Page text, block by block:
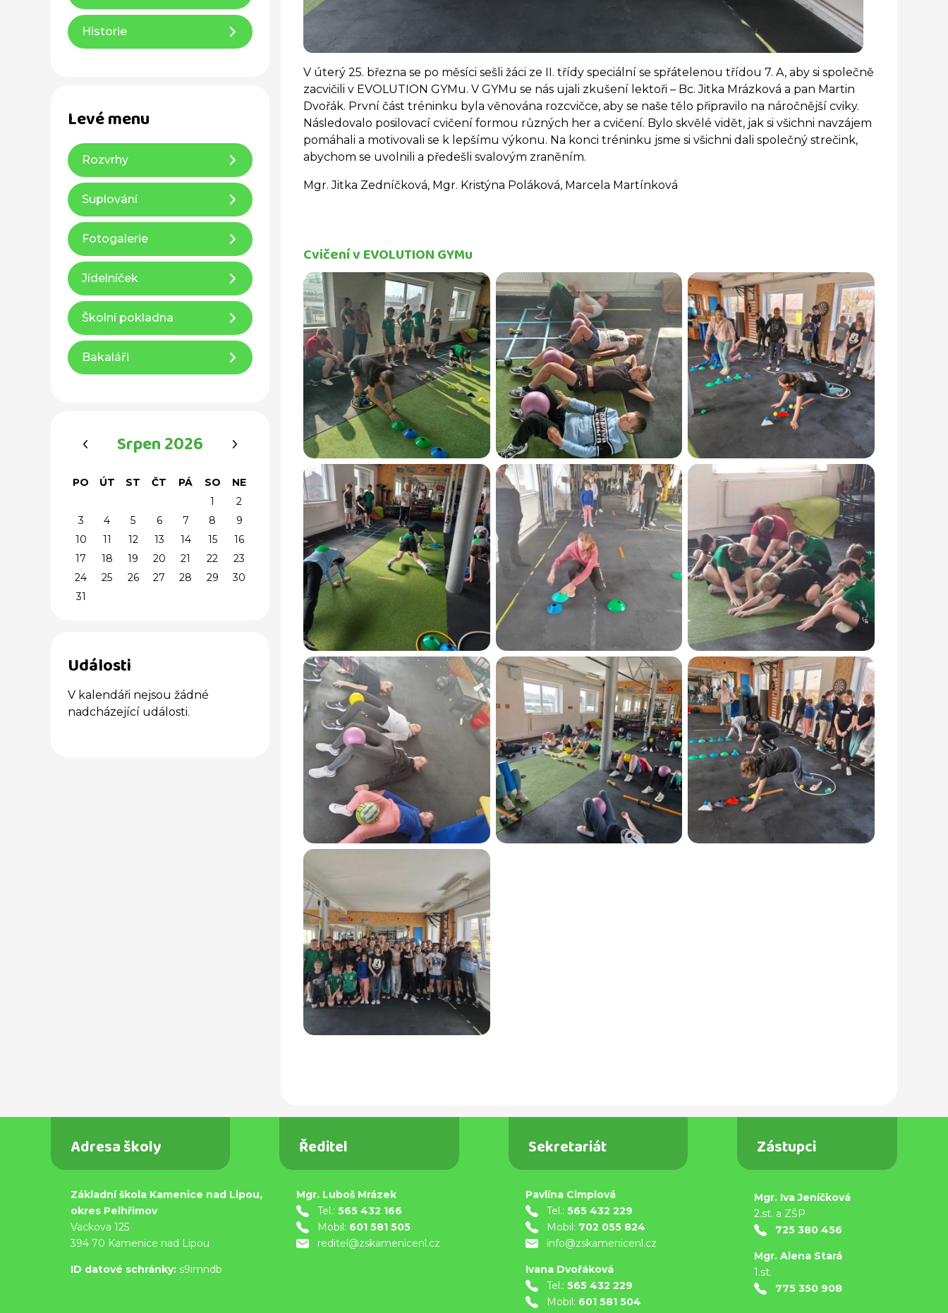
V úterý 25. března se po měsíci sešli žáci ze II. třídy speciální se spřátelenou třídou 7. A, aby si společně
zacvičili v EVOLUTION GYMu. V GYMu se nás ujali zkušení lektoři – Bc. Jitka Mrázková a pan Martin
Dvořák. První část tréninku byla věnována rozcvičce, aby se naše tělo připravilo na náročnější cviky.
Následovalo posilovací cvičení formou různých her a cvičení. Bylo skvělé vidět, jak si všichni navzájem
pomáhali a motivovali se k lepšímu výkonu. Na konci tréninku jsme si všichni dali společný strečink,
abychom se uvolnili a předešli svalovým zraněním.
Mgr. Jitka Zedníčková, Mgr. Kristýna Poláková, Marcela Martínková
Cvičení v EVOLUTION GYMu
Historie
Levé menu
Rozvrhy
Suplování
Fotogalerie
Jídelníček
Školní pokladna
Bakaláři
Srpen 2026
PO ÚT ST ČT PÁ SO
NE
1
2
3
4 5 6 7 8
9
10
11 12 13 14 15
16
17
18 19 20 21 22
23
24
25 26 27 28 29
30
31
Události
V kalendáři nejsou žádné
nadcházející události.
Adresa školy
Základní škola Kamenice nad Lipou,
okres Pelhřimov
Vackova 125
394 70 Kamenice nad Lipou
ID datové schránky: s9imndb
Ředitel
Mgr. Luboš Mrázek
Tel.:565 432 166
Mobil: 601 581 505
reditel@zskamenicenl.cz
Sekretariát
Pavlína Cimplová
Tel.: 565 432 229
Mobil: 702 055 824
info@zskamenicenl.cz
Ivana Dvořáková
Tel.: 565 432 229
Mobil: 601 581 504
Zástupci
Mgr. Iva Jeníčková
2.st. a ZŠP
725 380 456
Mgr. Alena Stará
1.st.
775 350 908